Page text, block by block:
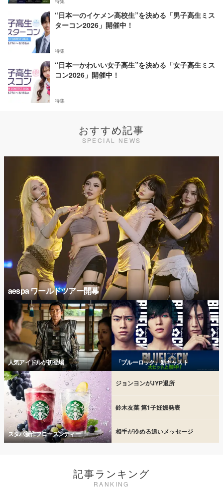
“日本一のイケメン高校生”を決める「男子高生ミス
ターコン2026」開催中！
特集
“日本一かわいい女子高生”を決める「女子高生ミス
コン2026」開催中！
特集
おすすめ記事
SPECIAL NEWS
aespa ワールドツアー開幕
人気アイドルが初登場 「ブルーロック」新キャスト
スタバ新作フローズンティー
ジョンヨンがJYP退所
鈴木友菜 第1子妊娠発表
相手が冷める追いメッセージ
記事ランキング
RANKING